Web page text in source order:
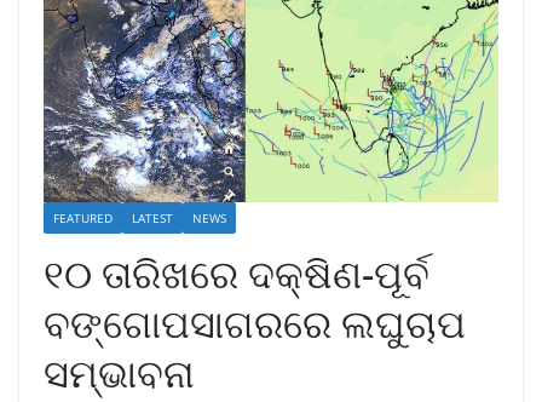
FEATURED LATEST NEWS
୧୦ ତାରିଖରେ ଦକ୍ଷିଣ-ପୂର୍ବ
ବଙ୍ଗୋପସାଗରରେ ଲଘୁଚାପ
ସମ୍ଭାବନା